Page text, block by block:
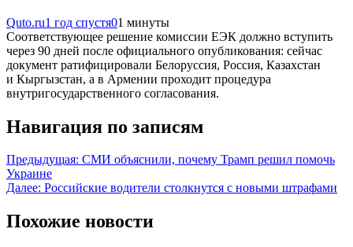
Quto.ru1 год спустя01 минуты
Соответствующее решение комиссии ЕЭК должно вступить
через 90 дней после официального опубликования: сейчас
документ ратифицировали Белоруссия, Россия, Казахстан
и Кыргызстан, а в Армении проходит процедура
внутригосударственного согласования.
Навигация по записям
Предыдущая: СМИ объяснили, почему Трамп решил помочь
Украине
Далее: Российские водители столкнутся с новыми штрафами
Похожие новости